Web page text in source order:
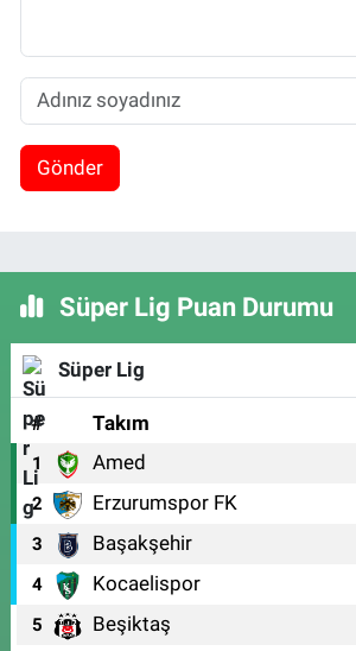
Gönder
Süper Lig Puan Durumu
Süper Lig
# Takım
1 Amed
2 Erzurumspor FK
3 Başakşehir
4 Kocaelispor
5 Beşiktaş